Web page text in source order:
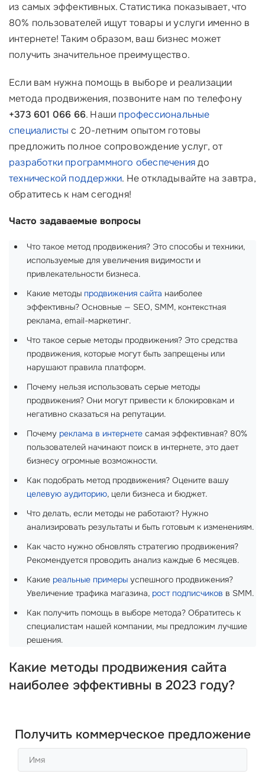
из самых эффективных. Статистика показывает, что
80% пользователей ищут товары и услуги именно в
интернете! Таким образом, ваш бизнес может
получить значительное преимущество.
Если вам нужна помощь в выборе и реализации
метода продвижения, позвоните нам по телефону
+373 601 066 66. Наши профессиональные
специалисты с 20-летним опытом готовы
предложить полное сопровождение услуг, от
разработки программного обеспечениядо
технической поддержки. Не откладывайте на завтра,
обратитесь к нам сегодня!
Часто задаваемые вопросы
Что такое метод продвижения? Это способы и техники,
используемые для увеличения видимости и
привлекательности бизнеса.
Какие методы продвижения сайта наиболее
эффективны? Основные — SEO, SMM, контекстная
реклама, email-маркетинг.
Что такое серые методы продвижения? Это средства
продвижения, которые могут быть запрещены или
нарушают правила платформ.
Почему нельзя использовать серые методы
продвижения? Они могут привести к блокировкам и
негативно сказаться на репутации.
Почему реклама в интернете самая эффективная? 80%
пользователей начинают поиск в интернете, это дает
бизнесу огромные возможности.
Как подобрать метод продвижения? Оцените вашу
целевую аудиторию, цели бизнеса и бюджет.
Что делать, если методы не работают? Нужно
анализировать результаты и быть готовым к изменениям.
Как часто нужно обновлять стратегию продвижения?
Рекомендуется проводить анализ каждые 6 месяцев.
Какие реальные примеры успешного продвижения?
Увеличение трафика магазина, рост подписчиков в SMM.
Как получить помощь в выборе метода? Обратитесь к
специалистам нашей компании, мы предложим лучшие
решения.
Какие методы продвижения сайта
наиболее эффективны в 2023 году?
Получить коммерческое предложение